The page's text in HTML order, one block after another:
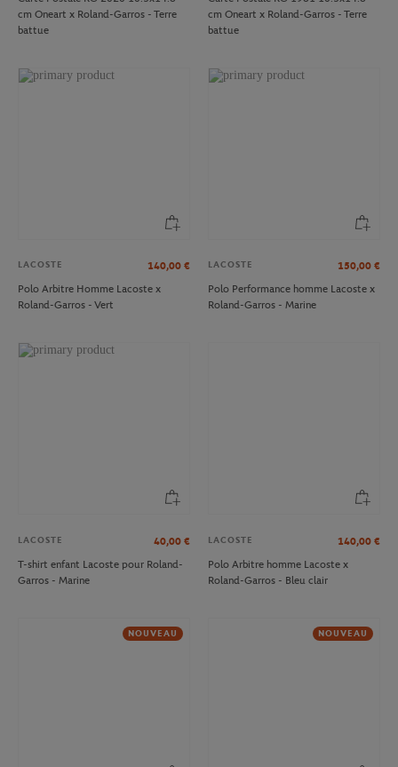
cm Oneart x Roland-Garros - Terre
battue
cm Oneart x Roland-Garros - Terre
battue
LACOSTE 140,00 €
Polo Arbitre Homme Lacoste x
Roland-Garros - Vert
LACOSTE 150,00 €
Polo Performance homme Lacoste x
Roland-Garros - Marine
LACOSTE 40,00 €
T-shirt enfant Lacoste pour Roland-
Garros - Marine
LACOSTE 140,00 €
Polo Arbitre homme Lacoste x
Roland-Garros - Bleu clair
NOUVEAU NOUVEAU